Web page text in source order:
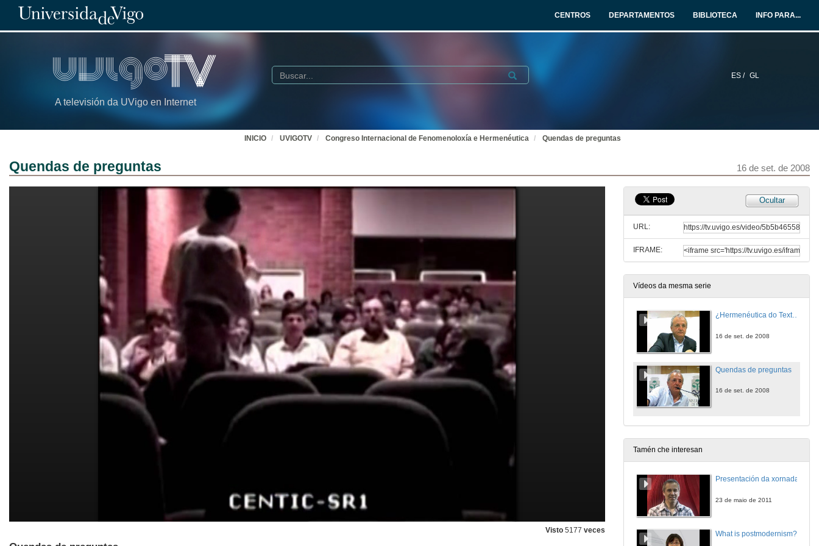
CENTROS DEPARTAMENTOS BIBLIOTECA INFO PARA...
A televisión da UVigo en Internet
ES / GL
Buscar Submit
INICIO UVIGOTV Congreso Internacional de Fenomenoloxía e Hermenéutica Quendas de preguntas
Quendas de preguntas 16 de set. de 2008
Visto 5177 veces
Ocultar
URL:
IFRAME:
Vídeos da mesma serie
¿Hermenéutica do Texto ou Hermenéutica da Cousa?
16 de set. de 2008
Quendas de preguntas
16 de set. de 2008
Tamén che interesan
Presentación da xornada
23 de maio de 2011
What is postmodernism?